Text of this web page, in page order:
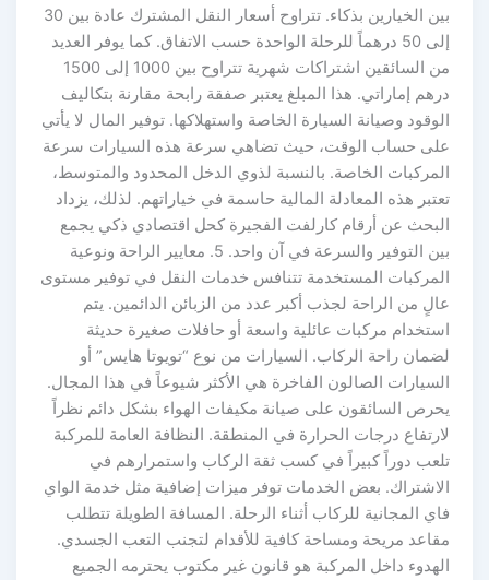
بين الخيارين بذكاء. تتراوح أسعار النقل المشترك عادة بين 30
إلى 50 درهماً للرحلة الواحدة حسب الاتفاق. كما يوفر العديد
من السائقين اشتراكات شهرية تتراوح بين 1000 إلى 1500
درهم إماراتي. هذا المبلغ يعتبر صفقة رابحة مقارنة بتكاليف
الوقود وصيانة السيارة الخاصة واستهلاكها. توفير المال لا يأتي
على حساب الوقت، حيث تضاهي سرعة هذه السيارات سرعة
المركبات الخاصة. بالنسبة لذوي الدخل المحدود والمتوسط،
تعتبر هذه المعادلة المالية حاسمة في خياراتهم. لذلك، يزداد
البحث عن أرقام كارلفت الفجيرة كحل اقتصادي ذكي يجمع
بين التوفير والسرعة في آن واحد. 5. معايير الراحة ونوعية
المركبات المستخدمة تتنافس خدمات النقل في توفير مستوى
عالٍ من الراحة لجذب أكبر عدد من الزبائن الدائمين. يتم
استخدام مركبات عائلية واسعة أو حافلات صغيرة حديثة
لضمان راحة الركاب. السيارات من نوع “تويوتا هايس” أو
السيارات الصالون الفاخرة هي الأكثر شيوعاً في هذا المجال.
يحرص السائقون على صيانة مكيفات الهواء بشكل دائم نظراً
لارتفاع درجات الحرارة في المنطقة. النظافة العامة للمركبة
تلعب دوراً كبيراً في كسب ثقة الركاب واستمرارهم في
الاشتراك. بعض الخدمات توفر ميزات إضافية مثل خدمة الواي
فاي المجانية للركاب أثناء الرحلة. المسافة الطويلة تتطلب
مقاعد مريحة ومساحة كافية للأقدام لتجنب التعب الجسدي.
الهدوء داخل المركبة هو قانون غير مكتوب يحترمه الجميع